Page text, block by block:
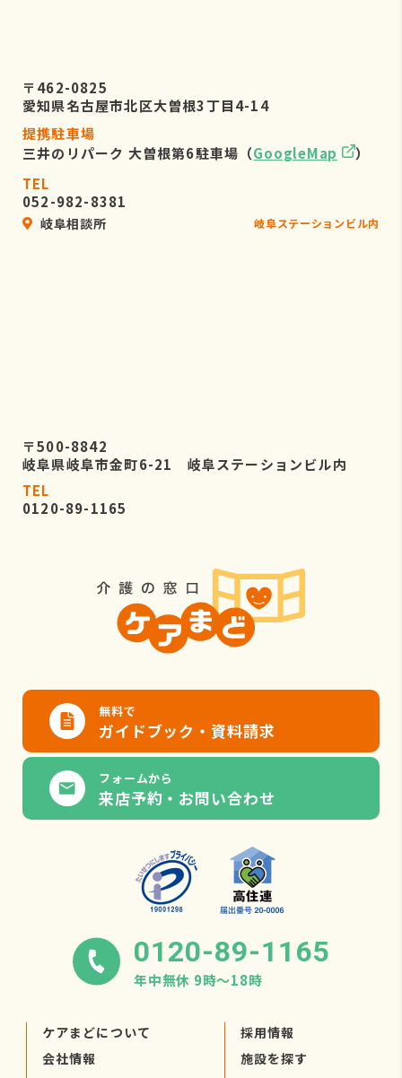
〒462-0825
愛知県名古屋市北区大曽根3丁目4-14
提携駐車場
三井のリパーク 大曽根第6駐車場（GoogleMap
）
TEL
052-982-8381
岐阜相談所 岐阜ステーションビル内
〒500-8842
岐阜県岐阜市金町6-21 岐阜ステーションビル内
TEL
0120-89-1165
無料で
ガイドブック・資料請求
フォームから
来店予約・お問い合わせ
0120-89-1165
年中無休 9時〜18時
ケアまどについて
会社情報
採用情報
施設を探す